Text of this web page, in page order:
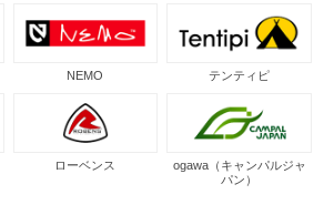
NEMO テンティピ
ローベンス
ogawa（キャンパルジャ
パン）